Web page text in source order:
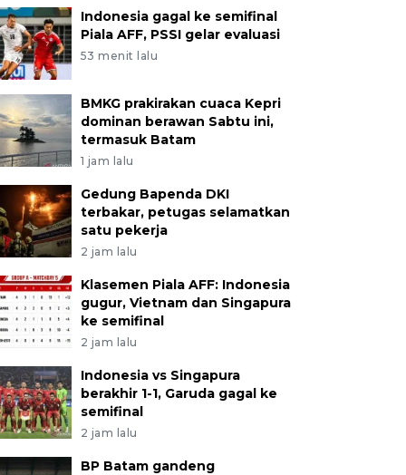
Indonesia gagal ke semifinal
Piala AFF, PSSI gelar evaluasi
53 menit lalu
BMKG prakirakan cuaca Kepri
dominan berawan Sabtu ini,
termasuk Batam
1 jam lalu
Gedung Bapenda DKI
terbakar, petugas selamatkan
satu pekerja
2 jam lalu
Klasemen Piala AFF: Indonesia
gugur, Vietnam dan Singapura
ke semifinal
2 jam lalu
Indonesia vs Singapura
berakhir 1-1, Garuda gagal ke
semifinal
2 jam lalu
BP Batam gandeng